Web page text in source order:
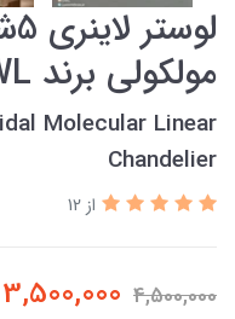
مولکولی برند OWL
Molecular Linear
Chandelier
از 12
4,500,000
3,500,000